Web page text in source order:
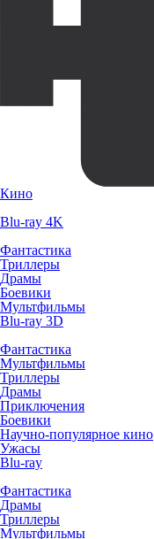
Кино
Blu-ray 4K
Фантастика
Триллеры
Драмы
Боевики
Мультфильмы
Blu-ray 3D
Фантастика
Мультфильмы
Триллеры
Драмы
Приключения
Боевики
Научно-популярное кино
Ужасы
Blu-ray
Фантастика
Драмы
Триллеры
Мультфильмы